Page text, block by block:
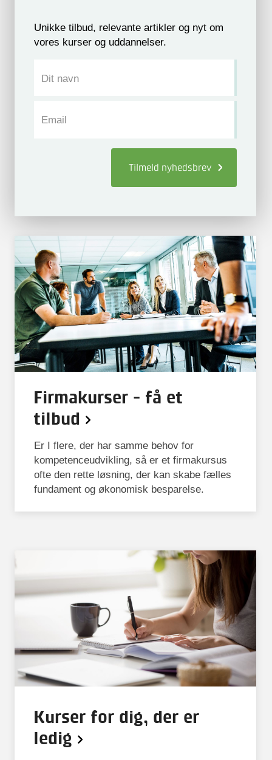
Unikke tilbud, relevante artikler og nyt om
vores kurser og uddannelser.
Dit navn
Email
Tilmeld nyhedsbrev
Firmakurser - få et
tilbud
Er I flere, der har samme behov for
kompetenceudvikling, så er et firmakursus
ofte den rette løsning, der kan skabe fælles
fundament og økonomisk besparelse.
Kurser for dig, der er
ledig